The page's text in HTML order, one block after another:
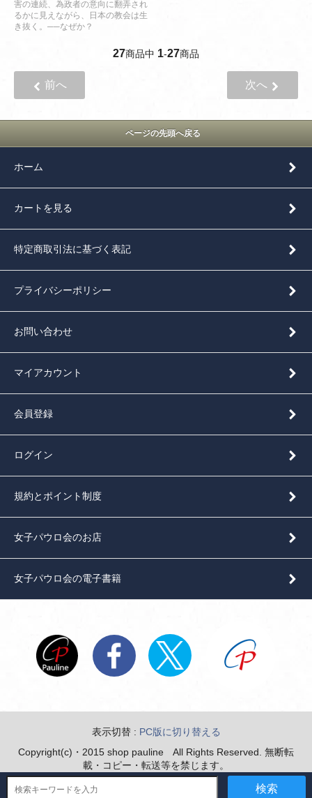
害の連続、為政者の意向に翻弄され
るかに見えながら、日本の教会は生
き抜く。──なぜか？
27商品中 1-27商品
前へ 次へ
検索
ページの先頭へ戻る
ホーム
カートを見る
特定商取引法に基づく表記
プライバシーポリシー
お問い合わせ
マイアカウント
会員登録
ログイン
規約とポイント制度
女子パウロ会のお店
女子パウロ会の電子書籍
表示切替 : PC版に切り替える
Copyright(c)・2015 shop pauline All Rights Reserved. 無断転
載・コピー・転送等を禁じます。